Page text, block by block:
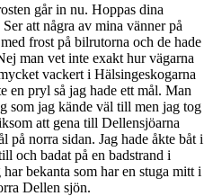
går in nu. Hoppas dina
att några av mina vänner på
frost på bilrutorna och de hade
man vet inte exakt hur vägarna
vackert i Hälsingeskogarna
en pryl så jag hade ett mål. Man
som jag kände väl till men jag tog
att gena till Dellensjöarna
på norra sidan. Jag hade åkte båt i
och badat på en badstrand i
har bekanta som har en stuga mitt i
Dellen sjön.